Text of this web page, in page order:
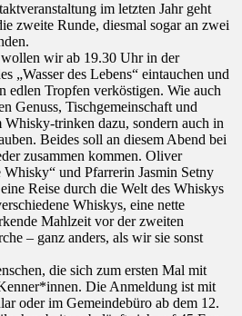
im letzten Jahr geht
zweite Runde, diesmal sogar an zwei
wir ab 19.30 Uhr in der
„Wasser des Lebens“ eintauchen und
edlen Tropfen verköstigen. Wie auch
Genuss, Tischgemeinschaft und
trinken dazu, sondern auch in
Beides soll an diesem Abend bei
zusammen kommen. Oliver
und Pfarrerin Jasmin Setny
Reise durch die Welt des Whiskys
Whiskys, eine nette
Mahlzeit vor der zweiten
– ganz anders, als wir sie sonst
die sich zum ersten Mal mit
Die Anmeldung ist mit
oder im Gemeindebüro ab dem 12.